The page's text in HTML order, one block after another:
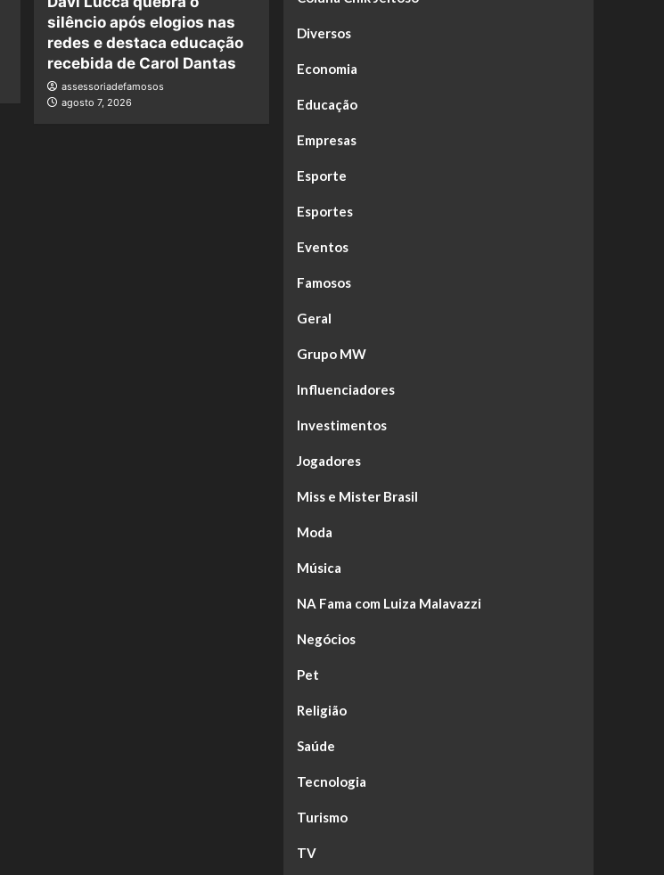
silêncio após elogios nas
redes e destaca educação
recebida de Carol Dantas
assessoriadefamosos
agosto 7, 2026
Diversos
Economia
Educação
Empresas
Esporte
Esportes
Eventos
Famosos
Geral
Grupo MW
Influenciadores
Investimentos
Jogadores
Miss e Mister Brasil
Moda
Música
NA Fama com Luiza Malavazzi
Negócios
Pet
Religião
Saúde
Tecnologia
Turismo
TV